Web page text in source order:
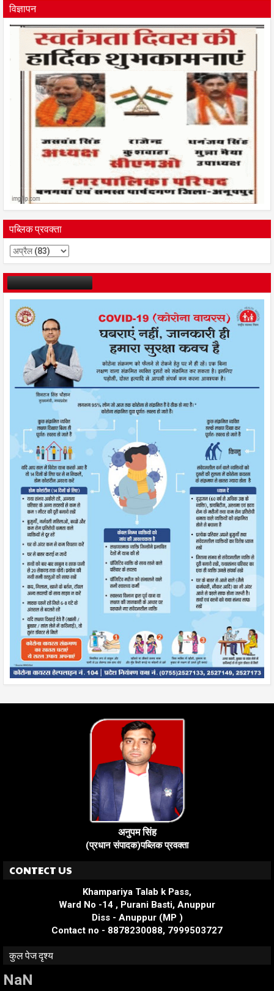
विज्ञापन
पब्लिक प्रवक्ता
अनुपम सिंह
(प्रधान संपादक)पब्लिक प्रवक्ता
CONTECT US
Khampariya Talab k Pass,
Ward No -14 , Purani Basti, Anuppur
Diss - Anuppur (MP )
Contact no - 8878230088, 7999503727
कुल पेज दृश्य
NaN